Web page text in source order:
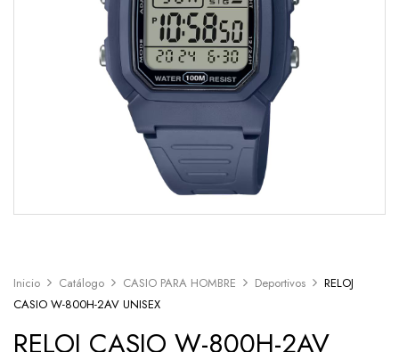
Inicio Catálogo CASIO PARA HOMBRE Deportivos
RELOJ
CASIO W-800H-2AV UNISEX
RELOJ CASIO W-800H-2AV